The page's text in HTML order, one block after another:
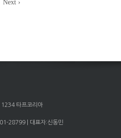
Next ›
1234 타프코리아
28799 | 대표자:신동민